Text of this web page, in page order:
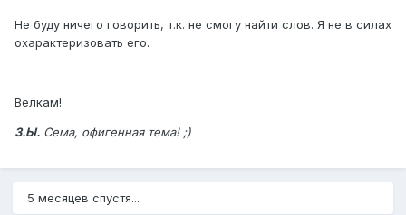
Не буду ничего говорить, т.к. не смогу найти слов. Я не в силах
охарактеризовать его.
Велкам!
З.Ы. Сема, офигенная тема! ;)
5 месяцев спустя...